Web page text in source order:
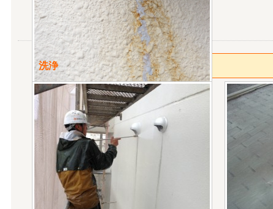
給油機の水漏れがありました
洗浄